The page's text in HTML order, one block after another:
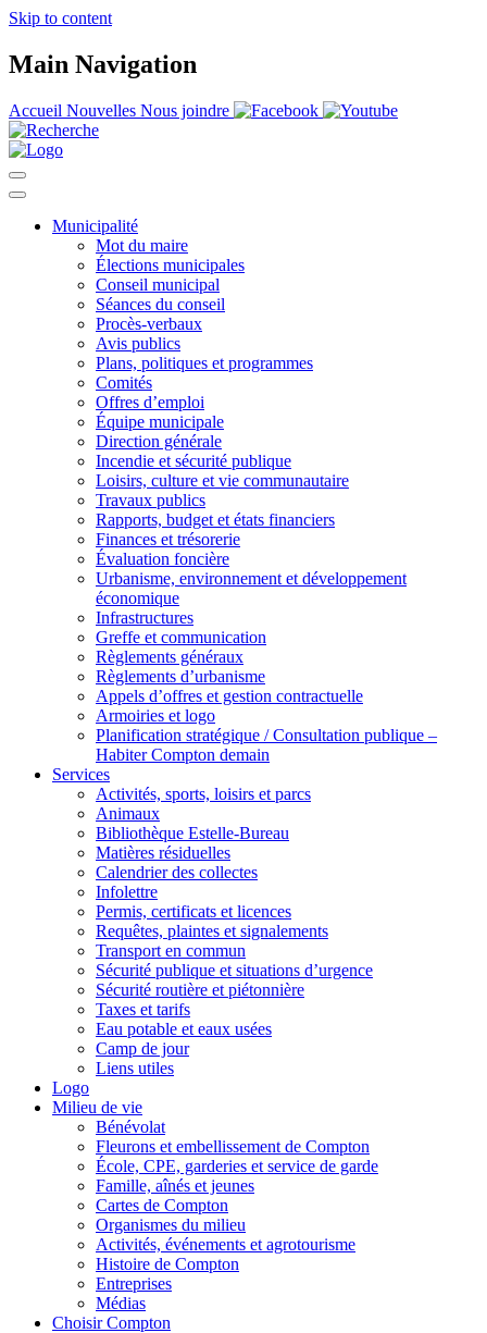
Skip to content
Main Navigation
Accueil Nouvelles Nous joindre
Municipalité
Mot du maire
Élections municipales
Conseil municipal
Séances du conseil
Procès-verbaux
Avis publics
Plans, politiques et programmes
Comités
Offres d’emploi
Équipe municipale
Direction générale
Incendie et sécurité publique
Loisirs, culture et vie communautaire
Travaux publics
Rapports, budget et états financiers
Finances et trésorerie
Évaluation foncière
Urbanisme, environnement et développement
économique
Infrastructures
Greffe et communication
Règlements généraux
Règlements d’urbanisme
Appels d’offres et gestion contractuelle
Armoiries et logo
Planification stratégique / Consultation publique –
Habiter Compton demain
Services
Activités, sports, loisirs et parcs
Animaux
Bibliothèque Estelle-Bureau
Matières résiduelles
Calendrier des collectes
Infolettre
Permis, certificats et licences
Requêtes, plaintes et signalements
Transport en commun
Sécurité publique et situations d’urgence
Sécurité routière et piétonnière
Taxes et tarifs
Eau potable et eaux usées
Camp de jour
Liens utiles
Logo
Milieu de vie
Bénévolat
Fleurons et embellissement de Compton
École, CPE, garderies et service de garde
Famille, aînés et jeunes
Cartes de Compton
Organismes du milieu
Activités, événements et agrotourisme
Histoire de Compton
Entreprises
Médias
Choisir Compton